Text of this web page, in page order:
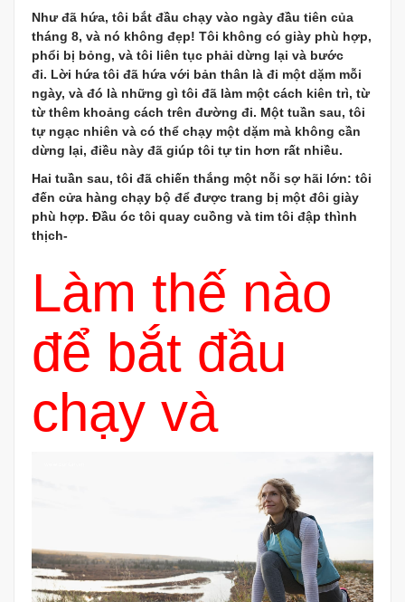
Như đã hứa, tôi bắt đầu chạy vào ngày đầu tiên của
tháng 8, và nó không đẹp! Tôi không có giày phù hợp,
phổi bị bỏng, và tôi liên tục phải dừng lại và bước
đi. Lời hứa tôi đã hứa với bản thân là đi một dặm mỗi
ngày, và đó là những gì tôi đã làm một cách kiên trì, từ
từ thêm khoảng cách trên đường đi. Một tuần sau, tôi
tự ngạc nhiên và có thể chạy một dặm mà không cần
dừng lại, điều này đã giúp tôi tự tin hơn rất nhiều.
Hai tuần sau, tôi đã chiến thắng một nỗi sợ hãi lớn: tôi
đến cửa hàng chạy bộ để được trang bị một đôi giày
phù hợp. Đầu óc tôi quay cuồng và tim tôi đập thình
thịch-
Làm thế nào
để bắt đầu
chạy và